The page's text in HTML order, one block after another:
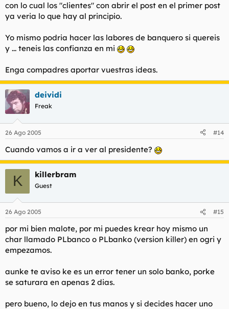
con lo cual los "clientes" con abrir el post en el primer post
ya veria lo que hay al principio.
Yo mismo podria hacer las labores de banquero si quereis
y ... teneis las confianza en mi
Enga compadres aportar vuestras ideas.
deividi
Freak
26 Ago 2005 #14
Cuando vamos a ir a ver al presidente?
K killerbram
Guest
26 Ago 2005 #15
por mi bien malote, por mi puedes krear hoy mismo un
char llamado PLbanco o PLbanko (version killer) en ogri y
empezamos.
aunke te aviso ke es un error tener un solo banko, porke
se saturara en apenas 2 dias.
pero bueno, lo dejo en tus manos y si decides hacer uno